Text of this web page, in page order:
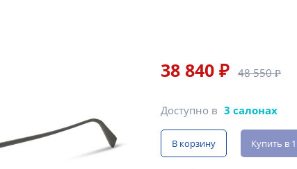
38 840 ₽ 48 550 ₽
Доступно в 3 салонах
В корзину Купить в